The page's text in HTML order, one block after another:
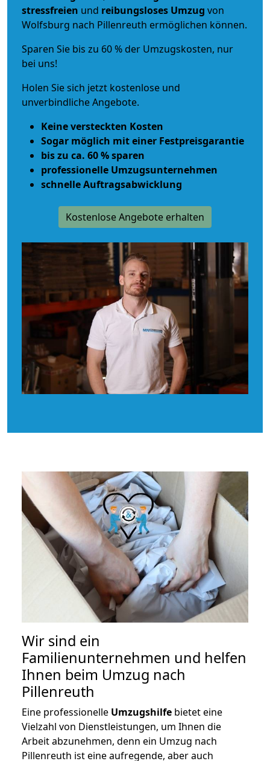
stressfreien und reibungsloses Umzug von
Wolfsburg nach Pillenreuth ermöglichen können.
Sparen Sie bis zu 60 % der Umzugskosten, nur
bei uns!
Holen Sie sich jetzt kostenlose und
unverbindliche Angebote.
Keine versteckten Kosten
Sogar möglich mit einer Festpreisgarantie
bis zu ca. 60 % sparen
professionelle Umzugsunternehmen
schnelle Auftragsabwicklung
Kostenlose Angebote erhalten
Wir sind ein
Familienunternehmen und helfen
Ihnen beim Umzug nach
Pillenreuth
Eine professionelle Umzugshilfe bietet eine
Vielzahl von Dienstleistungen, um Ihnen die
Arbeit abzunehmen, denn ein Umzug nach
Pillenreuth ist eine aufregende, aber auch